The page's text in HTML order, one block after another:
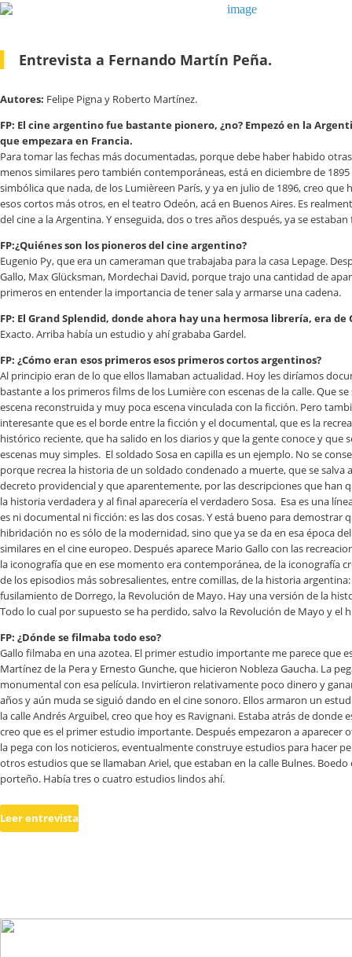
Entrevista a Fernando Martín Peña.
Autores: Felipe Pigna y Roberto Martínez.
FP: El cine argentino fue bastante pionero, ¿no? Empezó en la
que empezara en Francia.
Para tomar las fechas más documentadas, porque debe haber habido
menos similares pero también contemporáneas, está en diciembre de
simbólica que nada, de los Lumièreen París, y ya en julio de 1896, creo que
esos cortos más otros, en el teatro Odeón, acá en Buenos Aires. Es
del cine a la Argentina. Y enseguida, dos o tres años después, ya se
FP:¿Quiénes son los pioneros del cine argentino?
Eugenio Py, que era un cameraman que trabajaba para la casa Lepage.
Gallo, Max Glücksman, Mordechai David, porque trajo una cantidad de
primeros en entender la importancia de tener sala y armarse una cadena.
FP: El Grand Splendid, donde ahora hay una hermosa librería, era de
Exacto. Arriba había un estudio y ahí grababa Gardel.
FP: ¿Cómo eran esos primeros esos primeros cortos argentinos?
Al principio eran de lo que ellos llamaban actualidad. Hoy les diríamos
bastante a los primeros films de los Lumière con escenas de la calle. Que
escena reconstruida y muy poca escena vinculada con la ficción. Pero
interesante que es el borde entre la ficción y el documental, que es la
histórico reciente, que ha salido en los diarios y que la gente conoce y que
escenas muy simples. El soldado Sosa en capilla es un ejemplo. No se
porque recrea la historia de un soldado condenado a muerte, que se
decreto providencial y que aparentemente, por las descripciones que han
la historia verdadera y al final aparecería el verdadero Sosa. Esa es una
es ni documental ni ficción: es las dos cosas. Y está bueno para demostrar
hibridación no es sólo de la modernidad, sino que ya se da en esa época
similares en el cine europeo. Después aparece Mario Gallo con las
la iconografía que en ese momento era contemporánea, de la iconografía
de los episodios más sobresalientes, entre comillas, de la historia
fusilamiento de Dorrego, la Revolución de Mayo. Hay una versión de la
Todo lo cual por supuesto se ha perdido, salvo la Revolución de Mayo y el
FP: ¿Dónde se filmaba todo eso?
Gallo filmaba en una azotea. El primer estudio importante me parece que
Martínez de la Pera y Ernesto Gunche, que hicieron Nobleza Gaucha. La
monumental con esa película. Invirtieron relativamente poco dinero y
años y aún muda se siguió dando en el cine sonoro. Ellos armaron un
la calle Andrés Arguibel, creo que hoy es Ravignani. Estaba atrás de donde
creo que es el primer estudio importante. Después empezaron a aparecer
la pega con los noticieros, eventualmente construye estudios para hacer
otros estudios que se llamaban Ariel, que estaban en la calle Bulnes.
porteño. Había tres o cuatro estudios lindos ahí.
Leer entrevista